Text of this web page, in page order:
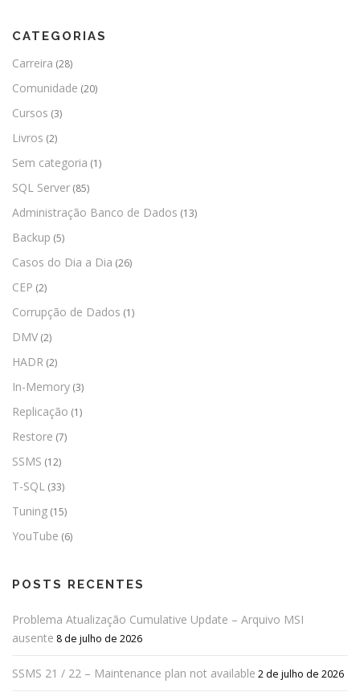
CATEGORIAS
Carreira (28)
Comunidade (20)
Cursos (3)
Livros (2)
Sem categoria (1)
SQL Server (85)
Administração Banco de Dados (13)
Backup (5)
Casos do Dia a Dia (26)
CEP (2)
Corrupção de Dados (1)
DMV (2)
HADR (2)
In-Memory (3)
Replicação (1)
Restore (7)
SSMS (12)
T-SQL (33)
Tuning (15)
YouTube (6)
POSTS RECENTES
Problema Atualização Cumulative Update – Arquivo MSI
ausente 8 de julho de 2026
SSMS 21 / 22 – Maintenance plan not available 2 de julho de 2026